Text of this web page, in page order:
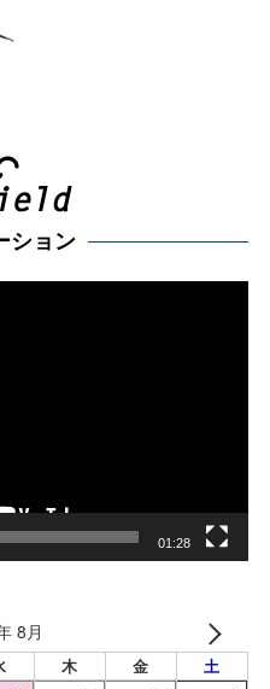
ション
01:28
8月
木 金 土